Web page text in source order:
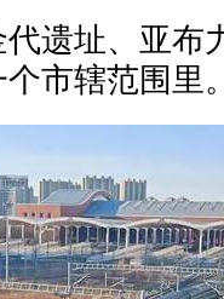
遗址、亚布
市辖范围里